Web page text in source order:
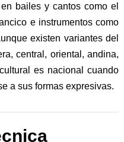
bailes y cantos como el
e instrumentos como
existen variantes del
central, oriental, andina,
es nacional cuando
a sus formas expresivas.